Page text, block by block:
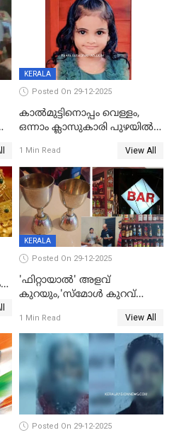
KERALA
Posted On 29-12-2025
കാൽമുട്ടിനൊപ്പം വെള്ളം,
ഒന്നാം ക്ലാസുകാരി പുഴയിൽ
കുട്ടികൾക്കൊപ്പം
കളിക്കുന്നതിനിടെ
1 Min Read View All
KERALA
Posted On 29-12-2025
'ഫിറ്റായാൽ' അളവ്
കുറയും,'സ്‌മോൾ കുറവ്
പിഴ
1 Min Read View All
Posted On 29-12-2025